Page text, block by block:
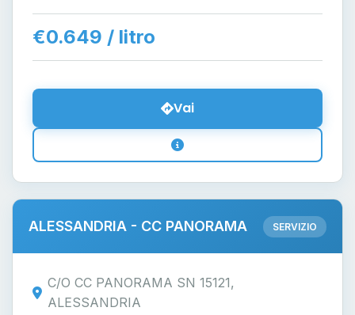
€0.649 / litro
Vai
ALESSANDRIA - CC PANORAMA SERVIZIO
C/O CC PANORAMA SN 15121,
ALESSANDRIA